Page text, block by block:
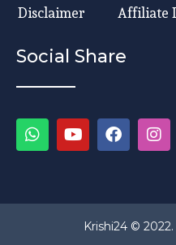
Disclaimer
Affiliate
Social Share
Krishi24 ©